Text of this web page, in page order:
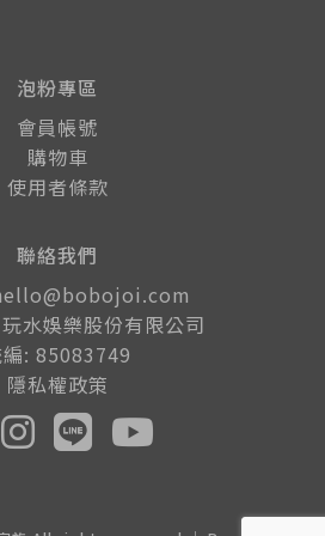
泡粉專區
會員帳號
購物車
使用者條款
聯絡我們
水娛樂股份有限公司
: 85083749
隱私權政策